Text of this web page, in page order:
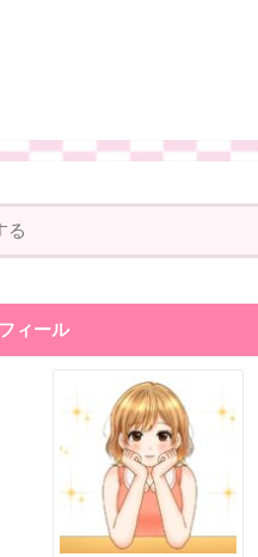
ィール